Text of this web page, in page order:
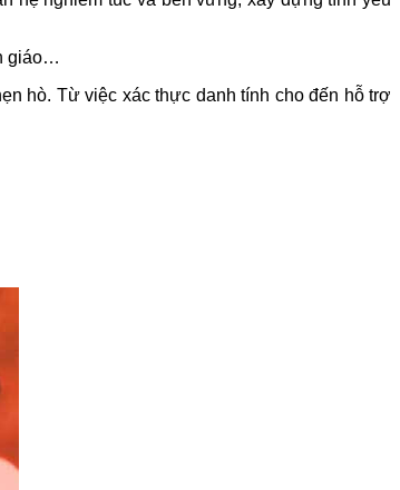
giáo…
hò. Từ việc xác thực danh tính cho đến hỗ trợ